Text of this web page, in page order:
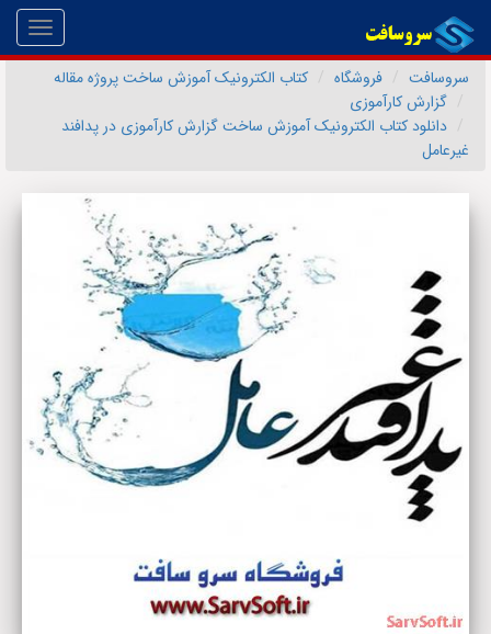
سروسافت
فروشگاه
کتاب الکترونیک آموزش ساخت پروژه مقاله
گزارش کارآموزی
دانلود کتاب الکترونیک آموزش ساخت گزارش کارآموزی در پدافند
غیرعامل